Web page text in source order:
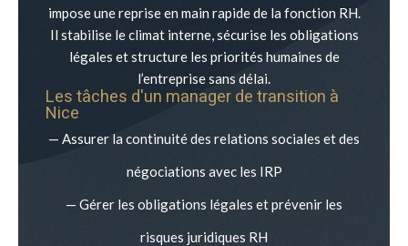
impose une reprise en main rapide de la fonction RH.
Il stabilise le climat interne, sécurise les obligations
légales et structure les priorités humaines de
l’entreprise sans délai.
Les tâches d'un manager de transition à
Nice
— Assurer la continuité des relations sociales et des
négociations avec les IRP
— Gérer les obligations légales et prévenir les
risques juridiques RH